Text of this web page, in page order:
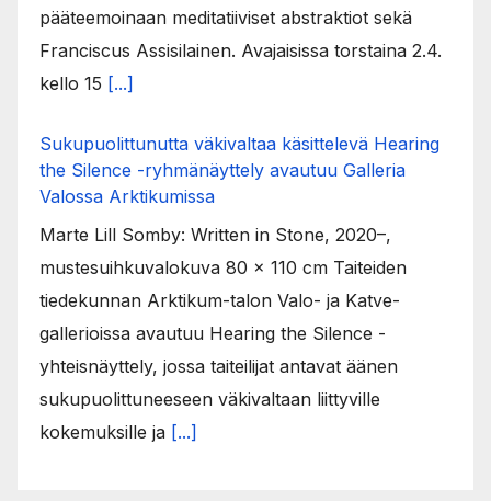
pääteemoinaan meditatiiviset abstraktiot sekä
Franciscus Assisilainen. Avajaisissa torstaina 2.4.
kello 15 [...]
Sukupuolittunutta väkivaltaa käsittelevä Hearing
the Silence -ryhmänäyttely avautuu Galleria
Valossa Arktikumissa
Marte Lill Somby: Written in Stone, 2020–,
mustesuihkuvalokuva 80 x 110 cm Taiteiden
tiedekunnan Arktikum-talon Valo- ja Katve-
gallerioissa avautuu Hearing the Silence -
yhteisnäyttely, jossa taiteilijat antavat äänen
sukupuolittuneeseen väkivaltaan liittyville
kokemuksille ja [...]